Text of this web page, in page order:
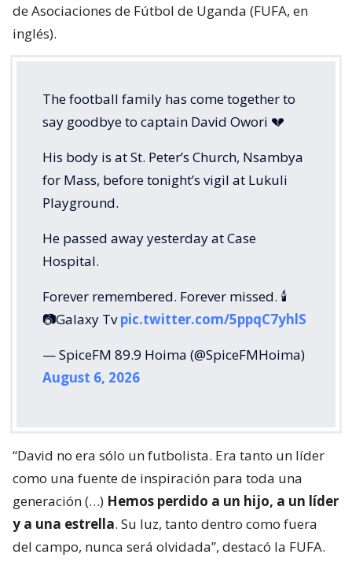
de Asociaciones de Fútbol de Uganda (FUFA, en
inglés).
The football family has come together to
say goodbye to captain David Owori 💔
His body is at St. Peter’s Church, Nsambya
for Mass, before tonight’s vigil at Lukuli
Playground.
He passed away yesterday at Case
Hospital.
Forever remembered. Forever missed. 🕯️
📷Galaxy Tvpic.twitter.com/5ppqC7yhlS
— SpiceFM 89.9 Hoima (@SpiceFMHoima)
August 6, 2026
“David no era sólo un futbolista. Era tanto un líder
como una fuente de inspiración para toda una
generación (…) Hemos perdido a un hijo, a un líder
y a una estrella. Su luz, tanto dentro como fuera
del campo, nunca será olvidada”, destacó la FUFA.